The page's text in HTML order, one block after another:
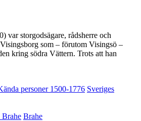
var storgodsägare, rådsherre och
som – förutom Visingsö –
kring södra Vättern. Trots att han
personer 1500-1776 Sveriges
Brahe Brahe